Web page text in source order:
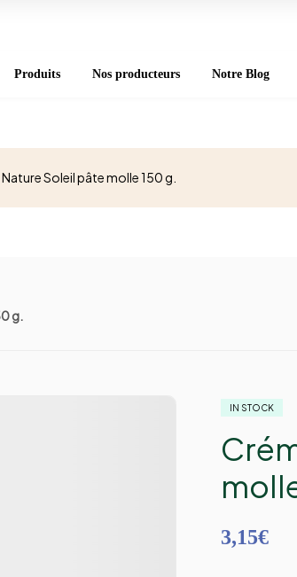
Produits Nos producteurs Notre Blog
Soleil pâte molle 150 g.
g.
IN STOCK
3,15€